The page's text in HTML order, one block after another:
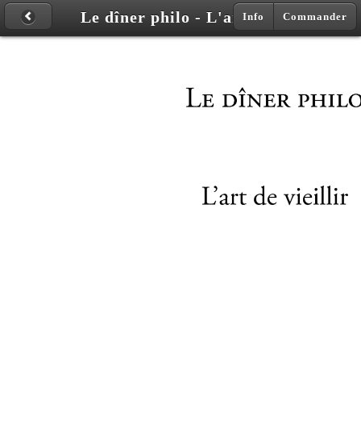
Le dîner philo - L'art de vieillir
Info Commander